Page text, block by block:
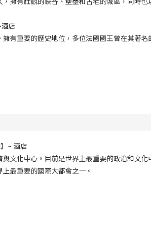
酒店
有重要的歷史地位，多位法國國王曾在其著
~ 酒店
文化中心。目前是世界上最重要的政治和文
最重要的國際大都會之一。